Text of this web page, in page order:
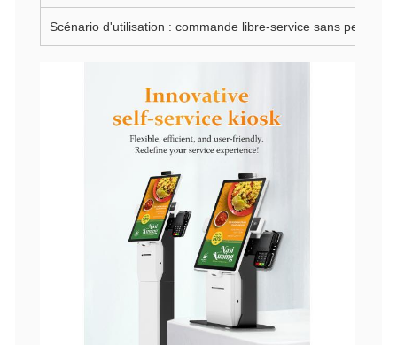
Scénario d'utilisation : commande libre-service sans